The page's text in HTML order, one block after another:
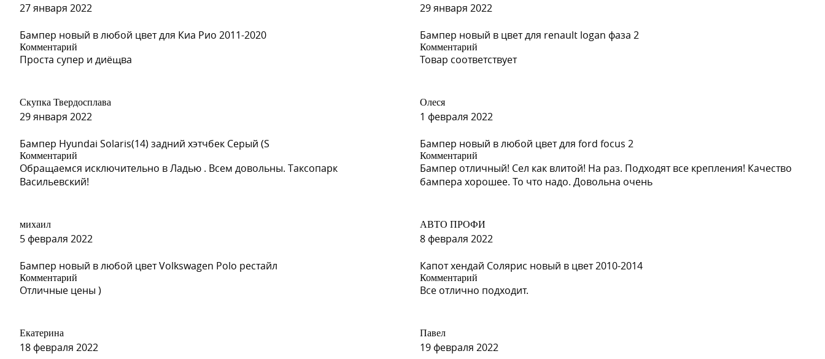
27 января 2022
Бампер новый в любой цвет для Киа Рио 2011-2020
Комментарий
Проста супер и диёщва
29 января 2022
Бампер новый в цвет для renault logan фаза 2
Комментарий
Товар соответствует
Скупка Твердосплава
29 января 2022
Бампер Hyundai Solaris(14) задний хэтчбек Серый (S
Комментарий
Обращаемся исключительно в Ладью . Всем довольны. Таксопарк
Васильевский!
Олеся
1 февраля 2022
Бампер новый в любой цвет для ford focus 2
Комментарий
Бампер отличный! Сел как влитой! На раз. Подходят все крепления! Качество
бампера хорошее. То что надо. Довольна очень
михаил
5 февраля 2022
Бампер новый в любой цвет Volkswagen Polo рестайл
Комментарий
Отличные цены )
АВТО ПРОФИ
8 февраля 2022
Капот хендай Солярис новый в цвет 2010-2014
Комментарий
Все отлично подходит.
Екатерина
18 февраля 2022
Павел
19 февраля 2022